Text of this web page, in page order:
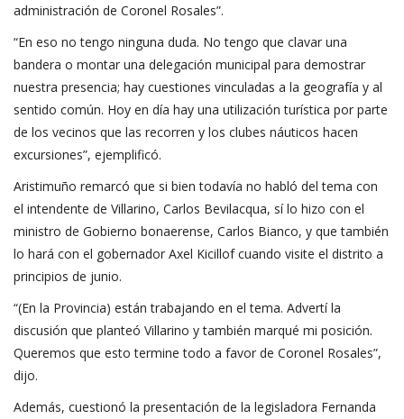
administración de Coronel Rosales”.
“En eso no tengo ninguna duda. No tengo que clavar una
bandera o montar una delegación municipal para demostrar
nuestra presencia; hay cuestiones vinculadas a la geografía y al
sentido común. Hoy en día hay una utilización turística por parte
de los vecinos que las recorren y los clubes náuticos hacen
excursiones”, ejemplificó.
Aristimuño remarcó que si bien todavía no habló del tema con
el intendente de Villarino, Carlos Bevilacqua, sí lo hizo con el
ministro de Gobierno bonaerense, Carlos Bianco, y que también
lo hará con el gobernador Axel Kicillof cuando visite el distrito a
principios de junio.
“(En la Provincia) están trabajando en el tema. Advertí la
discusión que planteó Villarino y también marqué mi posición.
Queremos que esto termine todo a favor de Coronel Rosales”,
dijo.
Además, cuestionó la presentación de la legisladora Fernanda